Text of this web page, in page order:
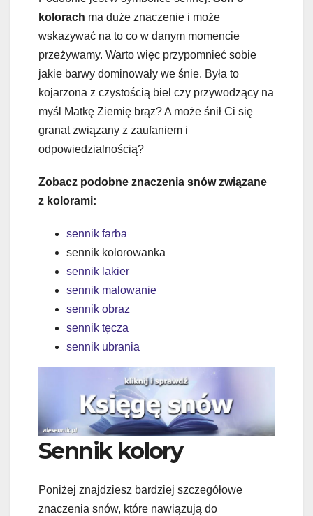
kolorach ma duże znaczenie i może
wskazywać na to co w danym momencie
przeżywamy. Warto więc przypomnieć sobie
jakie barwy dominowały we śnie. Była to
kojarzona z czystością biel czy przywodzący na
myśl Matkę Ziemię brąz? A może śnił Ci się
granat związany z zaufaniem i
odpowiedzialnością?
Zobacz podobne znaczenia snów związane
z kolorami:
sennik farba
sennik kolorowanka
sennik lakier
sennik malowanie
sennik obraz
sennik tęcza
sennik ubrania
Sennik kolory
Poniżej znajdziesz bardziej szczegółowe
znaczenia snów, które nawiązują do